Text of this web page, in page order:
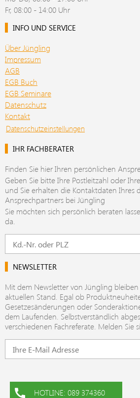
Fr, 08:00 - 14:00 Uhr
INFO UND SERVICE
Über Jüngling
Impressum
AGB
EGB Buch
EGB Seminare
Datenschutz
Kontakt
Datenschutzeinstellungen
IHR FACHBERATER
Finden Sie hier Ihren persönlichen
Geben Sie bitte Ihre Postleitzahl oder
und Sie erhalten die Kontaktdaten Ihres
Ansprechpartners bei Jüngling
Sie möchten sich persönlich beraten
da.
NEWSLETTER
Mit dem Newsletter von Jüngling
aktuellen Stand. Egal ob
Gesetzesänderungen oder
dem Laufenden. Selbstverständlich
verschiedenen Fachreferate. Melden Sie
HOTLINE: 089 374360